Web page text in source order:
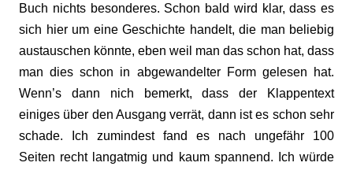
Buch nichts besonderes. Schon bald wird klar, dass es
sich hier um eine Geschichte handelt, die man beliebig
austauschen könnte, eben weil man das schon hat, dass
man dies schon in abgewandelter Form gelesen hat.
Wenn’s dann nich bemerkt, dass der Klappentext
einiges über den Ausgang verrät, dann ist es schon sehr
schade. Ich zumindest fand es nach ungefähr 100
Seiten recht langatmig und kaum spannend. Ich würde